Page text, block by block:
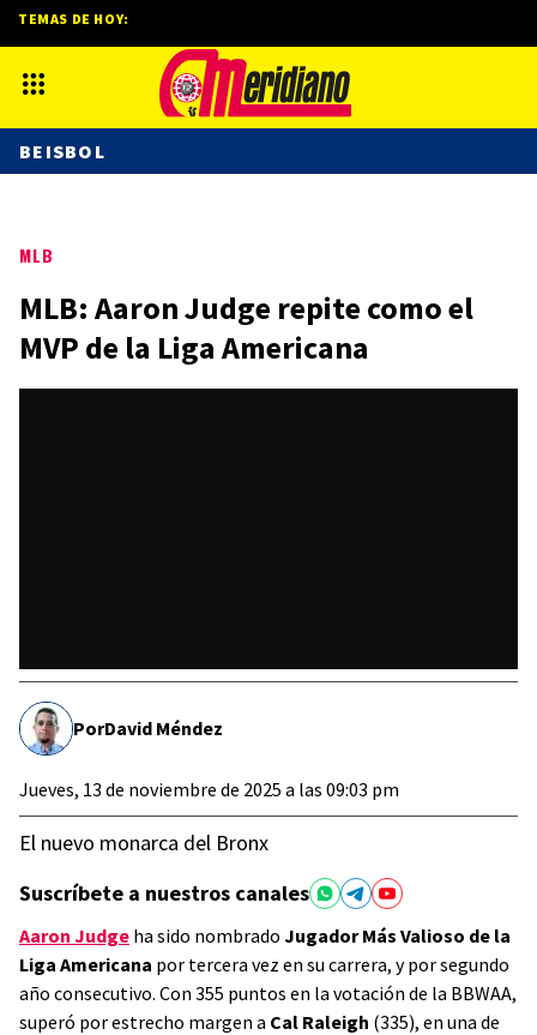
MLB
MLB: Aaron Judge repite como el
MVP de la Liga Americana
PorDavid Méndez
Jueves, 13 de noviembre de 2025 a las 09:03 pm
El nuevo monarca del Bronx
Suscríbete a nuestros canales
Aaron Judge ha sido nombrado Jugador Más Valioso de la
Liga Americana por tercera vez en su carrera, y por segundo
año consecutivo. Con 355 puntos en la votación de la BBWAA,
superó por estrecho margen a Cal Raleigh (335), en una de
TEMAS DE HOY:
BEISBOL